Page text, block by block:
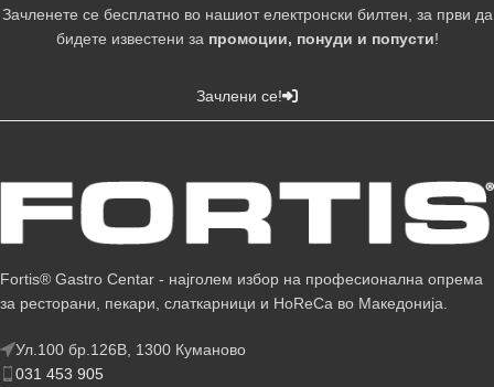
Зачленете се бесплатно во нашиот електронски билтен, за први да
бидете известени за промоции, понуди и попусти!
Зачлени се!
Fortis® Gastro Centar - најголем избор на професионална опрема
за ресторани, пекари, слаткарници и HoReCa во Македонија.
Ул.100 бр.126В, 1300 Куманово
031 453 905